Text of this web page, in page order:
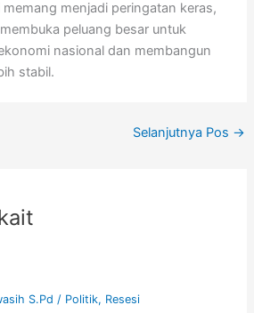
menjadi peringatan keras,
peluang besar untuk
nasional dan membangun
stabil.
Selanjutnya Pos →
S.Pd / Politik, Resesi